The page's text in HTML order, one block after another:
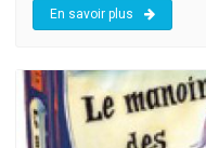
En savoir plus